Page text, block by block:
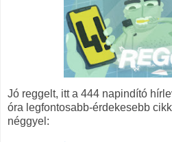
Jó reggelt, itt a 444 napindító
óra legfontosabb-érdekesebb
néggyel: